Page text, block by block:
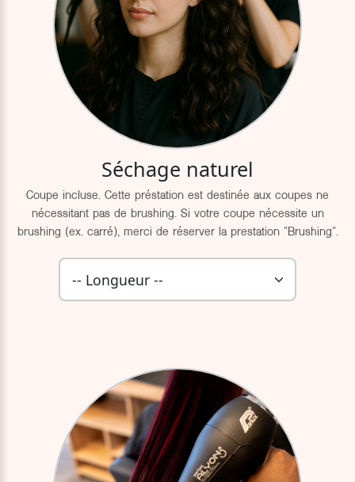
Séchage naturel
Coupe incluse. Cette préstation est destinée aux coupes ne
nécessitant pas de brushing. Si votre coupe nécessite un
brushing (ex. carré), merci de réserver la prestation "Brushing".